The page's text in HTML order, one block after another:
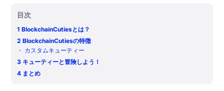
目次
1BlockchainCutiesとは？
2BlockchainCutiesの特徴
・ カスタムキューティー
3 キューティーと冒険しよう！
4 まとめ